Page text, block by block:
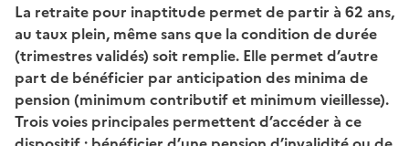
La retraite pour inaptitude permet de partir à 62 ans,
au taux plein, même sans que la condition de durée
(trimestres validés) soit remplie. Elle permet d’autre
part de bénéficier par anticipation des minima de
pension (minimum contributif et minimum vieillesse).
Trois voies principales permettent d’accéder à ce